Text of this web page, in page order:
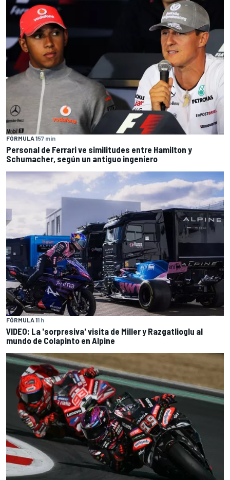
FÓRMULA 157 min
Personal de Ferrari ve similitudes entre Hamilton y
Schumacher, según un antiguo ingeniero
FÓRMULA 11 h
VIDEO: La 'sorpresiva' visita de Miller y Razgatlioglu al
mundo de Colapinto en Alpine